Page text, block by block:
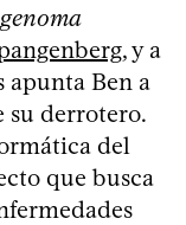
, y a
apunta Ben a
su derrotero.
del
que busca